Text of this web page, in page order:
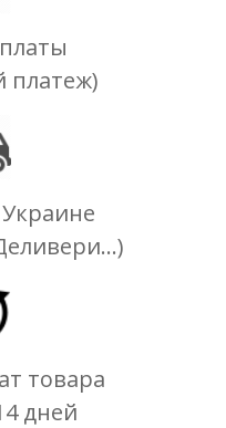
платеж)
товара
дней